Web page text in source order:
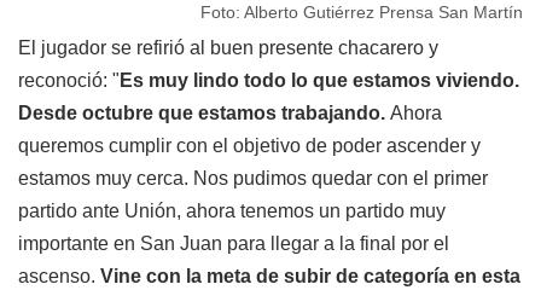
Foto: Alberto Gutiérrez Prensa San Martín
El jugador se refirió al buen presente chacarero y
reconoció: " Es muy lindo todo lo que estamos viviendo.
Desde octubre que estamos trabajando. Ahora
queremos cumplir con el objetivo de poder ascender y
estamos muy cerca. Nos pudimos quedar con el primer
partido ante Unión, ahora tenemos un partido muy
importante en San Juan para llegar a la final por el
ascenso. Vine con la meta de subir de categoría en esta